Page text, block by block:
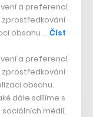
a v
a preferencí,
zprostředkování
obsahu … Číst
a preferencí,
zprostředkování
obsahu.
dále sdílíme s
médií,